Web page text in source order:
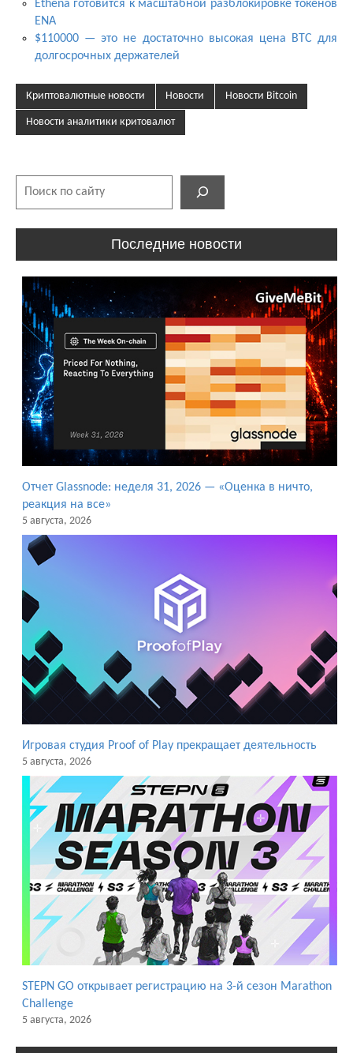
Ethena готовится к масштабной разблокировке токенов
ENA
$110000 — это не достаточно высокая цена BTC для
долгосрочных держателей
Криптовалютные новости Новости Новости Bitcoin
Новости аналитики критовалют
Последние новости
Отчет Glassnode: неделя 31, 2026 — «Оценка в ничто,
реакция на все»
5 августа, 2026
Игровая студия Proof of Play прекращает деятельность
5 августа, 2026
STEPN GO открывает регистрацию на 3-й сезон Marathon
Challenge
5 августа, 2026